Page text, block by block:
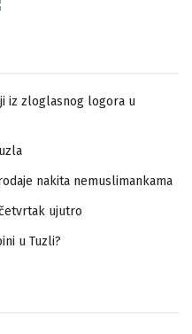
iz zloglasnog logora u
nakita nemuslimankama
ujutro
u Tuzli?